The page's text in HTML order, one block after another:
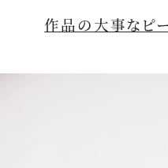
作品の大事なピ